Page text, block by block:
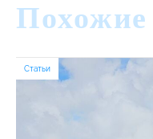
Похожие
Статьи